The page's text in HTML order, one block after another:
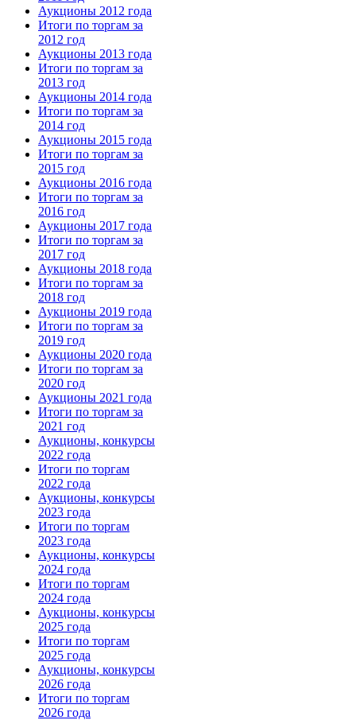
Аукционы 2012 года
Итоги по торгам за
2012 год
Аукционы 2013 года
Итоги по торгам за
2013 год
Аукционы 2014 года
Итоги по торгам за
2014 год
Аукционы 2015 года
Итоги по торгам за
2015 год
Аукционы 2016 года
Итоги по торгам за
2016 год
Аукционы 2017 года
Итоги по торгам за
2017 год
Аукционы 2018 года
Итоги по торгам за
2018 год
Аукционы 2019 года
Итоги по торгам за
2019 год
Аукционы 2020 года
Итоги по торгам за
2020 год
Аукционы 2021 года
Итоги по торгам за
2021 год
Аукционы, конкурсы
2022 года
Итоги по торгам
2022 года
Аукционы, конкурсы
2023 года
Итоги по торгам
2023 года
Аукционы, конкурсы
2024 года
Итоги по торгам
2024 года
Аукционы, конкурсы
2025 года
Итоги по торгам
2025 года
Аукционы, конкурсы
2026 года
Итоги по торгам
2026 года